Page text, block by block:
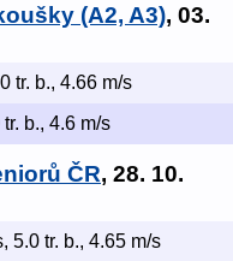
(A2, A3), 03.
tr. b., 4.66 m/s
b., 4.6 m/s
ČR, 28. 10.
5.0 tr. b., 4.65 m/s